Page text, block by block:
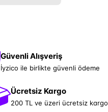
Güvenli Alışveriş
İyzico ile birlikte güvenli ödeme
Ücretsiz Kargo
200 TL ve üzeri ücretsiz kargo